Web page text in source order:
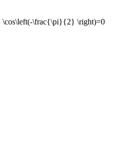
\frac{\pi}{2} \right)=0